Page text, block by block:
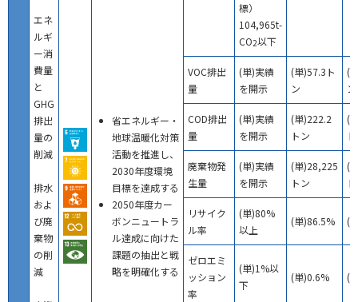
エネ
ルギ
ー消
費量
と
GHG
排出
量の
削減
排水
およ
び廃
棄物
の削
減
省エネルギー・
地球温暖化対策
活動を推進し、
2030年度環境
目標を達成する
2050年度カー
ボンニュートラ
ル達成に向けた
課題の抽出と戦
略を明確化する
標）
104,965t-
CO2以下
VOC排出
量
(単)実績
を開示
(単)57.3ト
ン
(
ン
COD排出
量
(単)実績
を開示
(単)222.2
トン
(
廃棄物発
生量
(単)実績
を開示
(単)28,225
トン
(
リサイク
ル率
(単)80%
以上
(単)86.5% (
ゼロエミ
ッション
率
(単)1%以
下
(単)0.6% (